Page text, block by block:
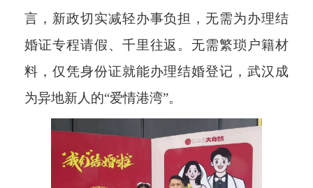
言，新政切实减轻办事负担，无需为办理结
婚证专程请假、千里往返。无需繁琐户籍材
料，仅凭身份证就能办理结婚登记，武汉成
为异地新人的“爱情港湾”。